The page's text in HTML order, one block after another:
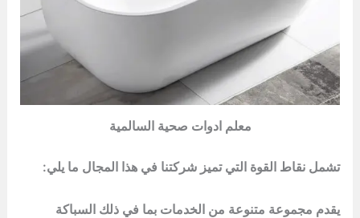
معلم ادوات صحية السالمية
تشمل نقاط القوة التي تميز شركتنا في هذا المجال ما يلي:
يقدم مجموعة متنوعة من الخدمات بما في ذلك السباكة